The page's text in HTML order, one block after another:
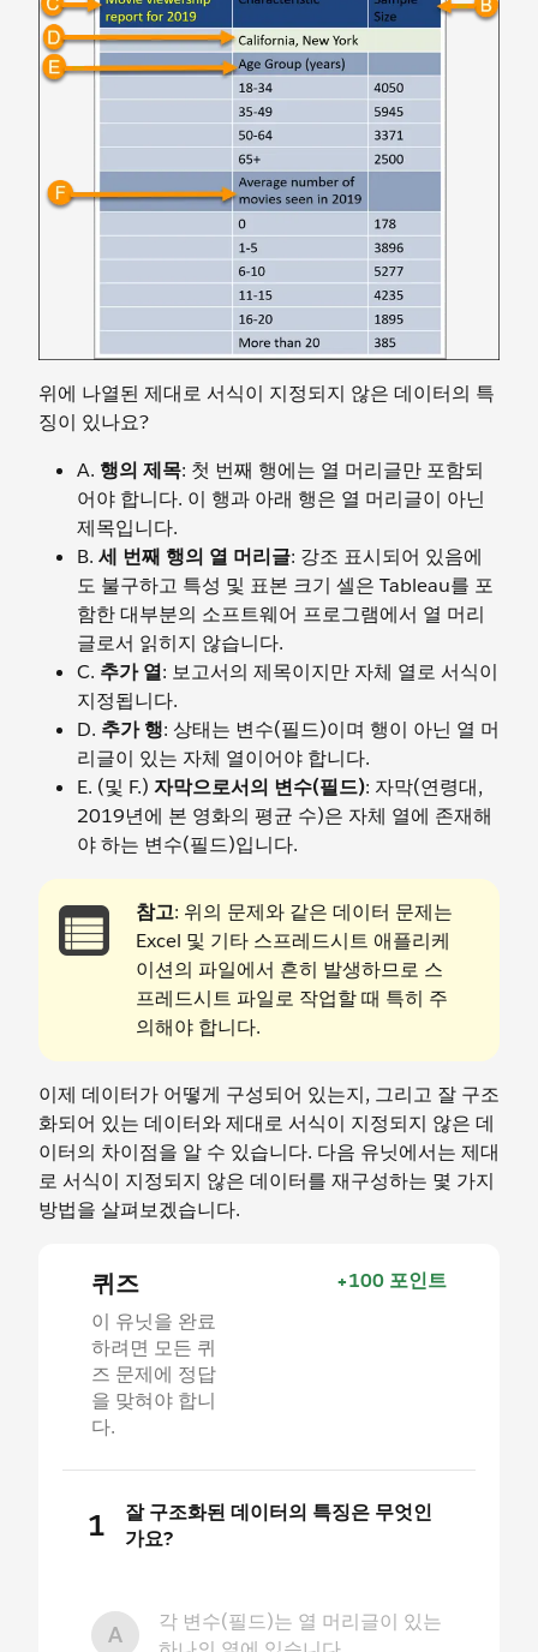
위에 나열된 제대로 서식이 지정되지 않은 데이터의 특
징이 있나요?
A. 행의 제목: 첫 번째 행에는 열 머리글만 포함되
어야 합니다. 이 행과 아래 행은 열 머리글이 아닌
제목입니다.
B. 세 번째 행의 열 머리글: 강조 표시되어 있음에
도 불구하고 특성 및 표본 크기 셀은 Tableau를 포
함한 대부분의 소프트웨어 프로그램에서 열 머리
글로서 읽히지 않습니다.
C. 추가 열: 보고서의 제목이지만 자체 열로 서식이
지정됩니다.
D. 추가 행: 상태는 변수(필드)이며 행이 아닌 열 머
리글이 있는 자체 열이어야 합니다.
E. (및 F.) 자막으로서의 변수(필드): 자막(연령대,
2019년에 본 영화의 평균 수)은 자체 열에 존재해
야 하는 변수(필드)입니다.
참고: 위의 문제와 같은 데이터 문제는
Excel 및 기타 스프레드시트 애플리케
이션의 파일에서 흔히 발생하므로 스
프레드시트 파일로 작업할 때 특히 주
의해야 합니다.
이제 데이터가 어떻게 구성되어 있는지, 그리고 잘 구조
화되어 있는 데이터와 제대로 서식이 지정되지 않은 데
이터의 차이점을 알 수 있습니다. 다음 유닛에서는 제대
로 서식이 지정되지 않은 데이터를 재구성하는 몇 가지
방법을 살펴보겠습니다.